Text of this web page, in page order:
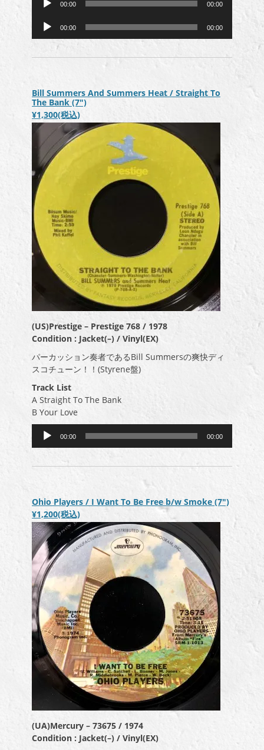
ヤ
00:00 00:00
レ
ー
00:00 00:00
Bill Summers And Summers Heat / Straight To
The Bank (7″)
¥1,300(税込)
(US)Prestige – Prestige 768 / 1978
Condition : Jacket(–) / Vinyl(EX)
パーカッション奏者であるBill Summersの爽快ディ
スコチューン！！(Styrene盤)
Track List
A Straight To The Bank
B Your Love
レ
ー
00:00 00:00
Ohio Players / I Want To Be Free b/w Smoke (7″)
¥1,200(税込)
(UA)Mercury – 73675 / 1974
Condition : Jacket(–) / Vinyl(EX)